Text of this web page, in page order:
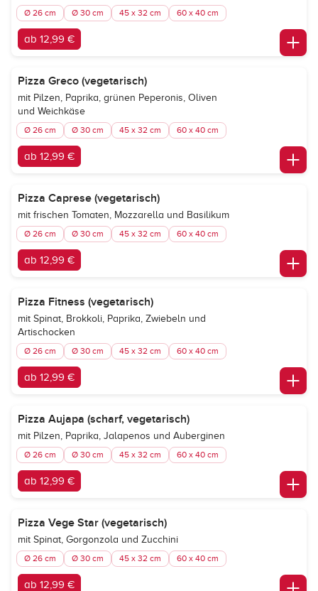
Ø 26 cm Ø 30 cm 45 x 32 cm 60 x 40 cm
ab 12,99 €
Pizza Greco (vegetarisch)
mit Pilzen, Paprika, grünen Peperonis, Oliven
und Weichkäse
Ø 26 cm Ø 30 cm 45 x 32 cm 60 x 40 cm
ab 12,99 €
Pizza Caprese (vegetarisch)
mit frischen Tomaten, Mozzarella und Basilikum
Ø 26 cm Ø 30 cm 45 x 32 cm 60 x 40 cm
ab 12,99 €
Pizza Fitness (vegetarisch)
mit Spinat, Brokkoli, Paprika, Zwiebeln und
Artischocken
Ø 26 cm Ø 30 cm 45 x 32 cm 60 x 40 cm
ab 12,99 €
Pizza Aujapa (scharf, vegetarisch)
mit Pilzen, Paprika, Jalapenos und Auberginen
Ø 26 cm Ø 30 cm 45 x 32 cm 60 x 40 cm
ab 12,99 €
Pizza Vege Star (vegetarisch)
mit Spinat, Gorgonzola und Zucchini
Ø 26 cm Ø 30 cm 45 x 32 cm 60 x 40 cm
ab 12,99 €